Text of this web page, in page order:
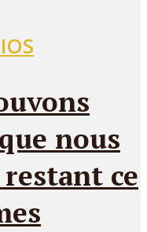
nous
ce